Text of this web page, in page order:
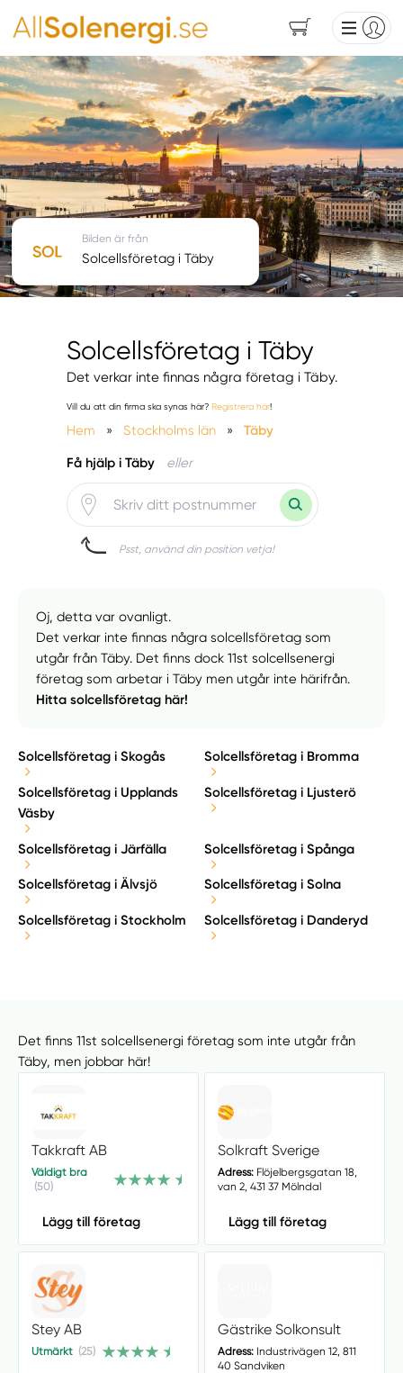
Solcellsföretag i Täby
Det verkar inte finnas några företag i Täby.
Vill du att din firma ska synas här? Registrera här!
Hem » Stockholms län » Täby
Få hjälp i Täby eller
Psst, använd din position vetja!
Bilden är från
Solcellsföretag i Täby
Oj, detta var ovanligt.
Det verkar inte finnas några solcellsföretag som
utgår från Täby. Det finns dock 11st solcellsenergi
företag som arbetar i Täby men utgår inte härifrån.
Hitta solcellsföretag här!
Solcellsföretag i Skogås Solcellsföretag i Bromma
Solcellsföretag i Upplands
Väsby
Solcellsföretag i Ljusterö
Solcellsföretag i Järfälla Solcellsföretag i Spånga
Solcellsföretag i Älvsjö Solcellsföretag i Solna
Solcellsföretag i Stockholm Solcellsföretag i Danderyd
Det finns 11st solcellsenergi företag som inte utgår från
Täby, men jobbar här!
Takkraft AB
Väldigt bra
(50)
Lägg till företag
Solkraft Sverige
Adress:Flöjelbergsgatan 18,
van 2, 431 37 Mölndal
Lägg till företag
Stey AB
Utmärkt (25)
Gästrike Solkonsult
Adress:Industrivägen 12, 811
40 Sandviken